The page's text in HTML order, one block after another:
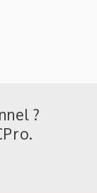
?